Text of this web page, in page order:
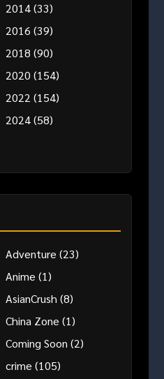
2014(33)
2016 (39)
2018 (90)
2020 (154)
2022 (154)
2024(58)
Adventure (23)
Anime (1)
AsianCrush (8)
China Zone (1)
Coming Soon (2)
crime (105)